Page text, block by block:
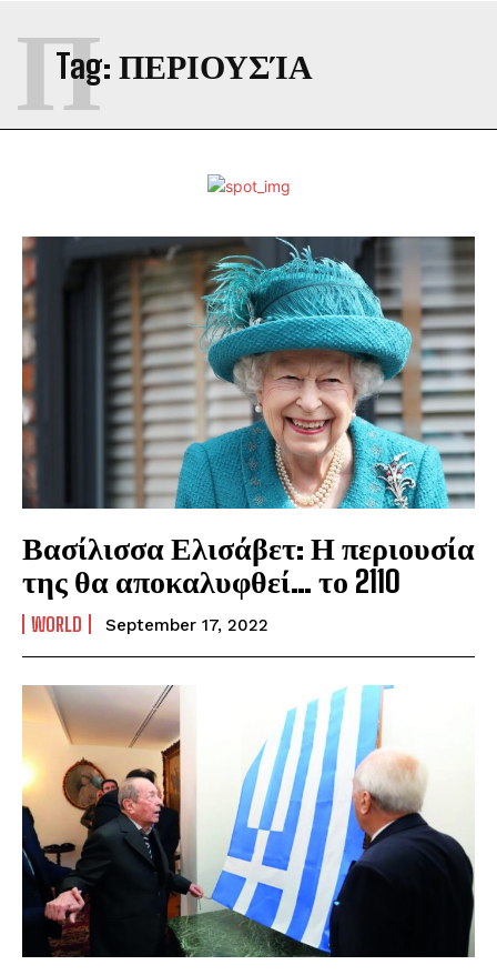
Tag: ΠΕΡΙΟΥΣΊΑ
Π
Βασίλισσα Ελισάβετ: Η περιουσία
της θα αποκαλυφθεί… το 2110
WORLD September 17, 2022